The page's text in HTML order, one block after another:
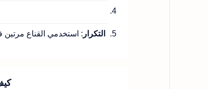
التكرار : استخدمي القناع مرتين